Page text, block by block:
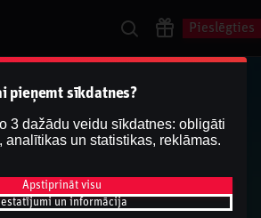
Pieslēgties
pieņemt sīkdatnes?
3 dažādu veidu sīkdatnes: obligāti
analītikas un statistikas, reklāmas.
Apstiprināt visu
un informācija